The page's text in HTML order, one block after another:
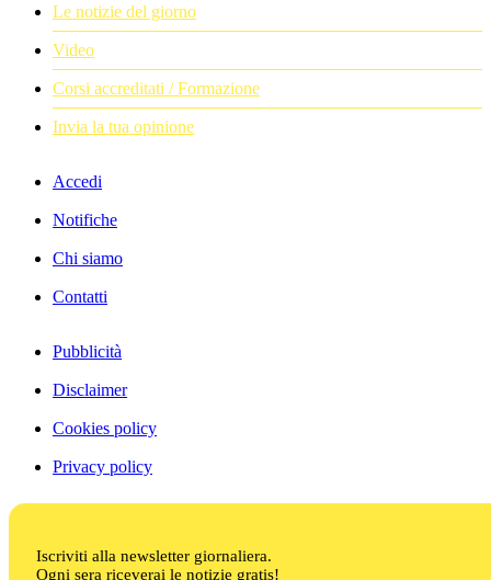
Le notizie del giorno
Video
Corsi accreditati / Formazione
Invia la tua opinione
Accedi
Notifiche
Chi siamo
Contatti
Pubblicità
Disclaimer
Cookies policy
Privacy policy
Iscriviti alla newsletter giornaliera.
Ogni sera riceverai le notizie gratis!